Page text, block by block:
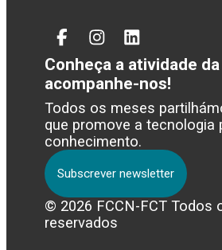
FacebookInstagram
Linked
In
Conheça a atividade da
acompanhe-nos!
Todos os meses
que promove a tecnologia
conhecimento.
Subscrever newsletter
© 2026 FCCN-FCT Todos
reservados